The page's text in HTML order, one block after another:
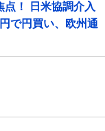
点！ 日米協調介入
で円買い、欧州通